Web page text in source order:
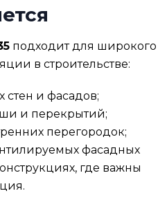
подходит для широкого
в строительстве:
стен и фасадов;
и перекрытий;
перегородок;
фасадных
где важны